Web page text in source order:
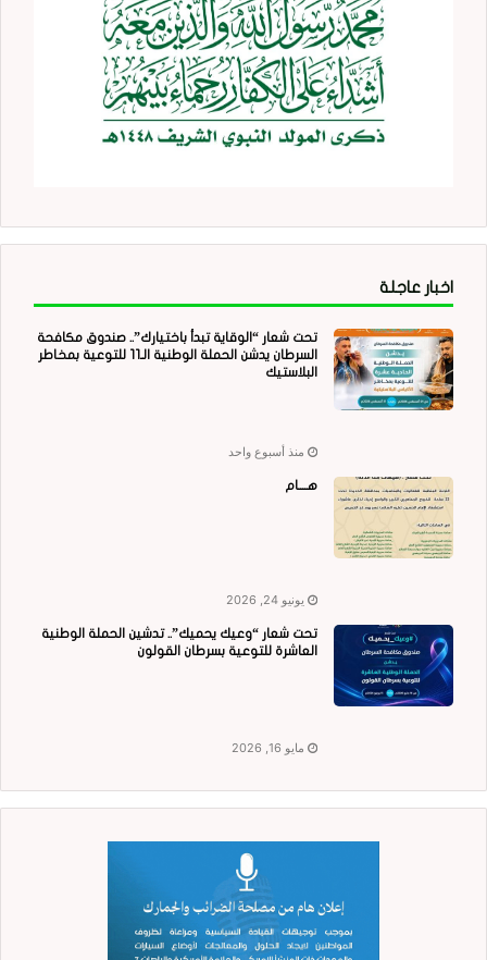
اخبار عاجلة
تحت شعار “الوقاية تبدأ باختيارك”.. صندوق مكافحة
السرطان يدشن الحملة الوطنية الـ11 للتوعية بمخاطر
البلاستيك
منذ أسبوع واحد
هــــام
يونيو 24, 2026
تحت شعار “وعيك يحميك”.. تدشين الحملة الوطنية
العاشرة للتوعية بسرطان القولون
مايو 16, 2026